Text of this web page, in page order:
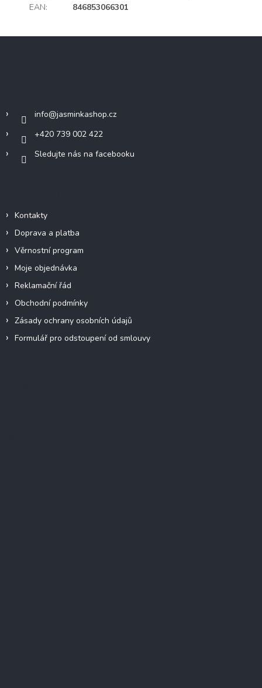
EAN: 846853066301
info@jasminkashop.cz
+420 739 002 422
Sledujte nás na facebooku
Kontakty
Doprava a platba
Věrnostní program
Moje objednávka
Reklamační řád
Obchodní podmínky
Zásady ochrany osobních údajů
Formulář pro odstoupení od smlouvy